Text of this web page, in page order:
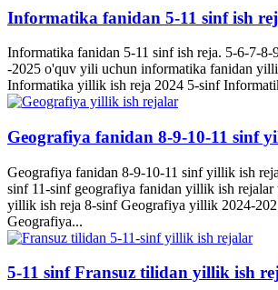
Informatika fanidan 5-11 sinf ish
Informatika fanidan 5-11 sinf ish reja. 5-6-7-8-
-2025 o'quv yili uchun informatika fanidan
Informatika yillik ish reja 2024 5-sinf
Geografiya fanidan 8-9-10-11 sinf
Geografiya fanidan 8-9-10-11 sinf yillik ish
sinf 11-sinf geografiya fanidan yillik ish rejalar
yillik ish reja 8-sinf Geografiya yillik 2024-
Geografiya...
5-11 sinf Fransuz tilidan yillik ish